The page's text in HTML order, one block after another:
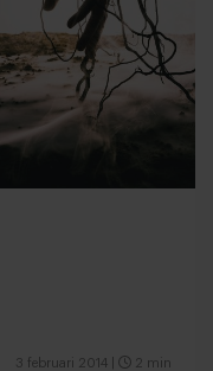
3 februari 2014 2 min